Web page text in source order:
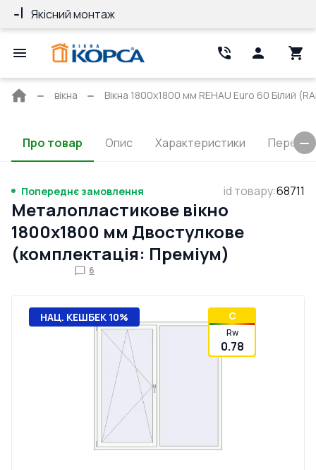
Якісний монтаж
Головна
вікна Вікна 1800x1800 мм REHAU Euro 60 Білий
Про товар Опис Характеристики
Попереднє замовлення id товару:68711
Металопластикове вікно
1800x1800 мм Двостулкове
(комплектація: Преміум)
6
НАЦ. КЕШБЕК 10% C
Rw
0.78